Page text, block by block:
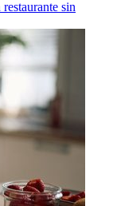
sin